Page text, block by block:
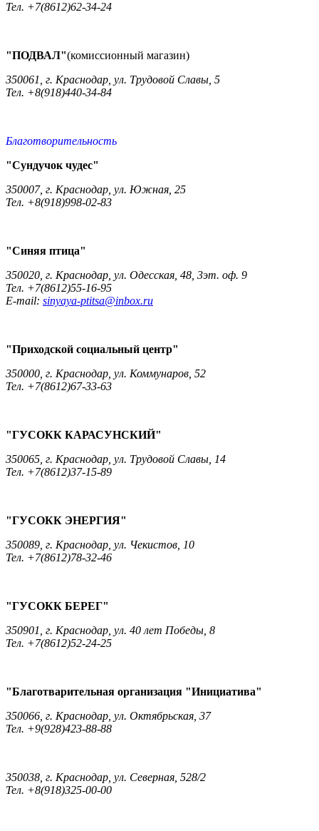
Тел. +7(8612)62-34-24
"ПОДВАЛ"(комиссионный магазин)
350061, г. Краснодар, ул. Трудовой Славы, 5
Тел. +8(918)440-34-84
Благотворительность
"Сундучок чудес"
350007, г. Краснодар, ул. Южная, 25
Тел. +8(918)998-02-83
"Синяя птица"
350020, г. Краснодар, ул. Одесская, 48, 3эт. оф. 9
Тел. +7(8612)55-16-95
E-mail: sinyaya-ptitsa@inbox.ru
"Приходской социальный центр"
350000, г. Краснодар, ул. Коммунаров, 52
Тел. +7(8612)67-33-63
"ГУСОКК КАРАСУНСКИЙ"
350065, г. Краснодар, ул. Трудовой Славы, 14
Тел. +7(8612)37-15-89
"ГУСОКК ЭНЕРГИЯ"
350089, г. Краснодар, ул. Чекистов, 10
Тел. +7(8612)78-32-46
"ГУСОКК БЕРЕГ"
350901, г. Краснодар, ул. 40 лет Победы, 8
Тел. +7(8612)52-24-25
"Благотварительная организация "Инициатива"
350066, г. Краснодар, ул. Октябрьская, 37
Тел. +9(928)423-88-88
350038, г. Краснодар, ул. Северная, 528/2
Тел. +8(918)325-00-00